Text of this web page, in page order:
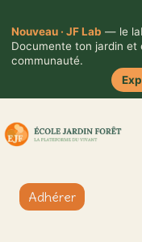
Nouveau · JF Lab — le
Documente ton jardin et
communauté.
au
Adhérer